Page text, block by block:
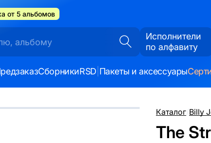
от 5 альбомов
Исполнители
по алфавиту
СборникиRSD Пакеты и аксессуары
Каталог/Billy
The